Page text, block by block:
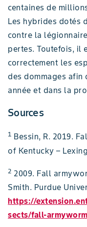
centaines de
Les hybrides dotés
contre la
pertes. Toutefois, il
correctement les
des dommages afin
année et dans la
Sources
1 Bessin, R. 2019.
of Kentucky –
2 2009. Fall
Smith. Purdue
https://
sects/fall-